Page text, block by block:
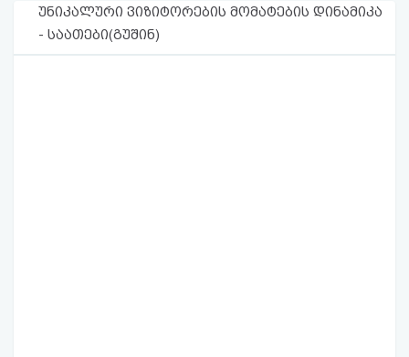
უნიკალური ვიზიტორების მომატების დინამიკა
- საათები(გუშინ)